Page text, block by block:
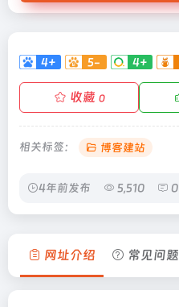
4+ 5- 4+
收藏 0
相关标签： 博客建站
4年前发布 5,510 0
网址介绍 常见问题